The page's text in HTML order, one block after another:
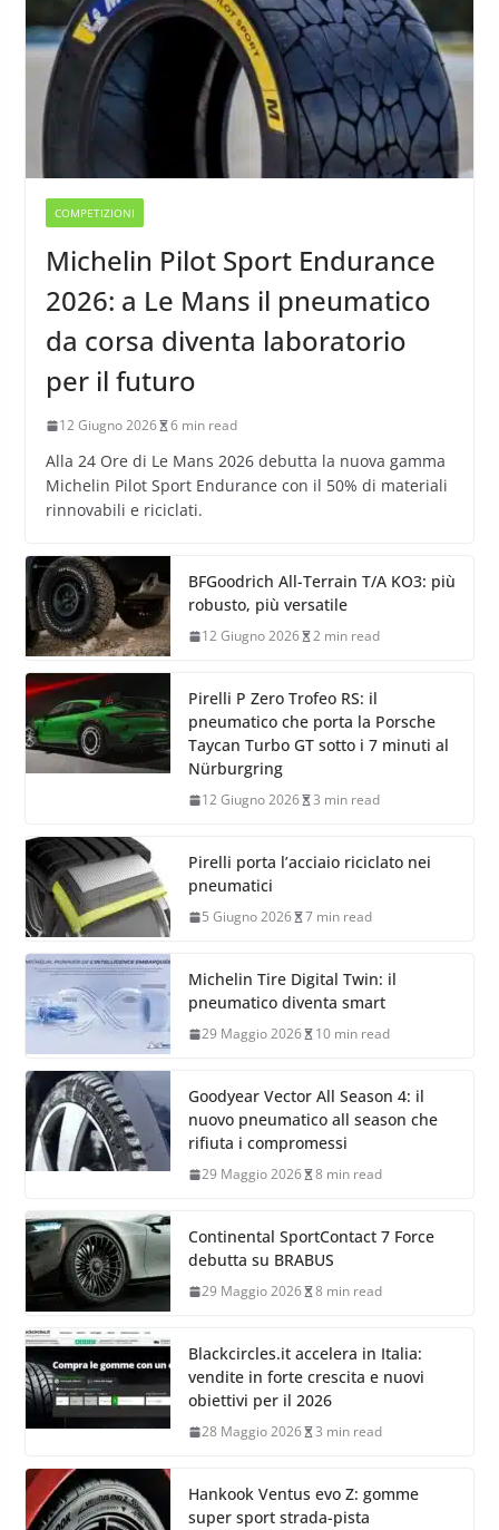
COMPETIZIONI
Michelin Pilot Sport Endurance
2026: a Le Mans il pneumatico
da corsa diventa laboratorio
per il futuro
12 Giugno 2026 6 min read
Alla 24 Ore di Le Mans 2026 debutta la nuova gamma
Michelin Pilot Sport Endurance con il 50% di materiali
rinnovabili e riciclati.
BFGoodrich All-Terrain T/A KO3: più
robusto, più versatile
12 Giugno 2026 2 min read
Pirelli P Zero Trofeo RS: il
pneumatico che porta la Porsche
Taycan Turbo GT sotto i 7 minuti al
Nürburgring
12 Giugno 2026 3 min read
Pirelli porta l’acciaio riciclato nei
pneumatici
5 Giugno 2026 7 min read
Michelin Tire Digital Twin: il
pneumatico diventa smart
29 Maggio 2026 10 min read
Goodyear Vector All Season 4: il
nuovo pneumatico all season che
rifiuta i compromessi
29 Maggio 2026 8 min read
Continental SportContact 7 Force
debutta su BRABUS
29 Maggio 2026 8 min read
Blackcircles.it accelera in Italia:
vendite in forte crescita e nuovi
obiettivi per il 2026
28 Maggio 2026 3 min read
Hankook Ventus evo Z: gomme
super sport strada-pista